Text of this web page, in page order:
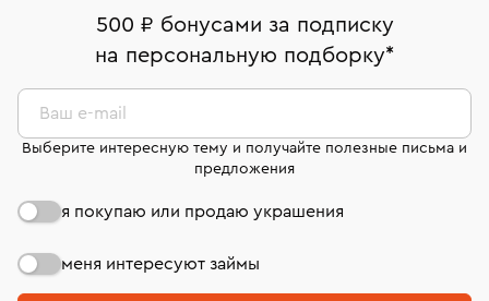
комиссионных украшений и часов смотрите на
странице«Возврат украшений»
Срок бронирования украшения при самовывозе из
филиала - 1 день, не считая день бронирования.
номер (УИН)
На особо ценные изделия получены
сертификаты МГУ и других геммологических
лабораторий
500 ₽ бонусами за подписку
на персональную подборку*
Ваш e-mail
Выберите интересную тему и получайте полезные письма и
предложения
я покупаю или продаю украшения
меня интересуют займы